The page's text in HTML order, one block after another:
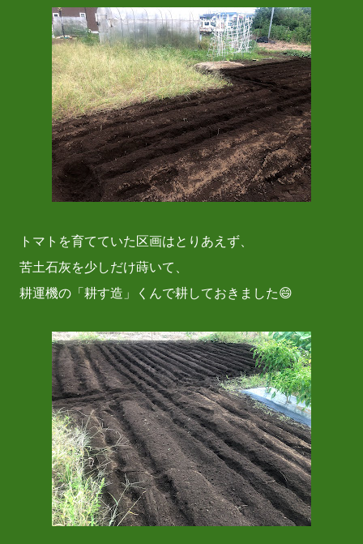
トマトを育てていた区画はとりあえず、
苦土石灰を少しだけ蒔いて、
耕運機の「耕す造」くんで耕しておきました😄